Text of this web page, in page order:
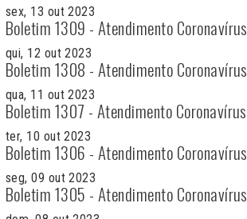
sex, 13 out 2023
Boletim 1309 - Atendimento Coronavírus
qui, 12 out 2023
Boletim 1308 - Atendimento Coronavírus
qua, 11 out 2023
Boletim 1307 - Atendimento Coronavírus
ter, 10 out 2023
Boletim 1306 - Atendimento Coronavírus
seg, 09 out 2023
Boletim 1305 - Atendimento Coronavírus